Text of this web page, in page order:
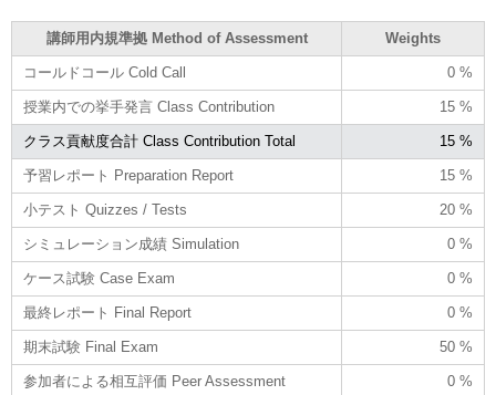
講師用内規準拠 Method of Assessment Weights
コールドコール Cold Call 0 %
授業内での挙手発言 Class Contribution 15 %
クラス貢献度合計 Class Contribution Total 15 %
予習レポート Preparation Report 15 %
小テスト Quizzes / Tests 20 %
シミュレーション成績 Simulation 0 %
ケース試験 Case Exam 0 %
最終レポート Final Report 0 %
期末試験 Final Exam 50 %
参加者による相互評価 Peer Assessment 0 %